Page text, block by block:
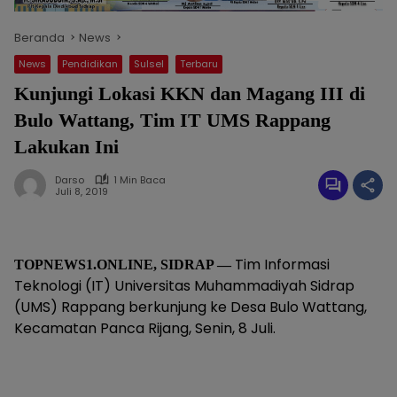
Beranda News
News Pendidikan Sulsel Terbaru
Kunjungi Lokasi KKN dan Magang III di
Bulo Wattang, Tim IT UMS Rappang
Lakukan Ini
Darso
1 Min Baca
Juli 8, 2019
TOPNEWS1.ONLINE, SIDRAP — Tim Informasi
Teknologi (IT) Universitas Muhammadiyah Sidrap
(UMS) Rappang berkunjung ke Desa Bulo Wattang,
Kecamatan Panca Rijang, Senin, 8 Juli.